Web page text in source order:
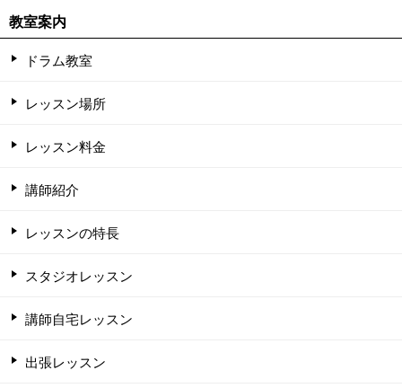
教室案内
ドラム教室
レッスン場所
レッスン料金
講師紹介
レッスンの特長
スタジオレッスン
講師自宅レッスン
出張レッスン